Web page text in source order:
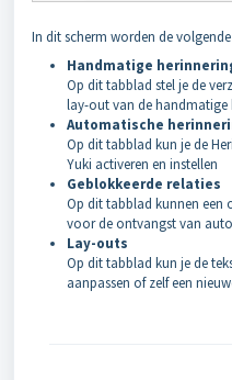
In dit scherm worden de
Handmatige
Op dit tabblad stel je de
lay-out van de handmatige
Automatische
Op dit tabblad kun je de
Yuki activeren en instellen
Geblokkeerde relaties
Op dit tabblad kunnen een
voor de ontvangst van
Lay-outs
Op dit tabblad kun je de
aanpassen of zelf een